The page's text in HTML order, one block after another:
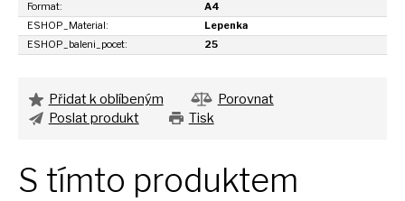
Format:
A4
ESHOP_Material:
Lepenka
ESHOP_baleni_pocet:
25
Přidat k oblíbeným
Porovnat
Poslat produkt
Tisk
S tímto produktem